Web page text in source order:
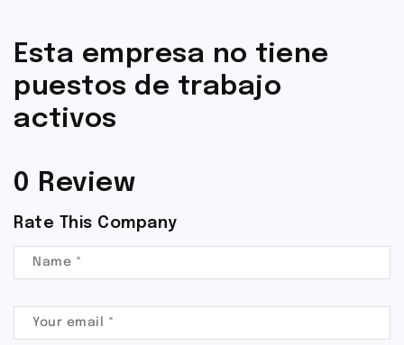
Esta empresa no tiene
puestos de trabajo
activos
0 Review
Rate This Company